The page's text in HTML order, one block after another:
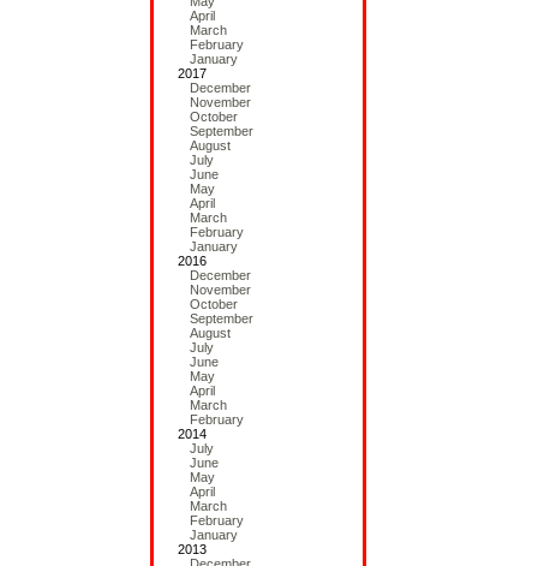
April
March
February
January
2017
December
November
October
September
August
July
June
May
April
March
February
January
2016
December
November
October
September
August
July
June
May
April
March
February
2014
July
June
May
April
March
February
January
2013